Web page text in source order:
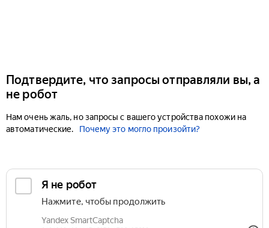
Подтвердите, что запросы отправляли вы, а
не робот
Нам очень жаль, но запросы с вашего устройства похожи на
автоматические.
Почему это могло произойти?